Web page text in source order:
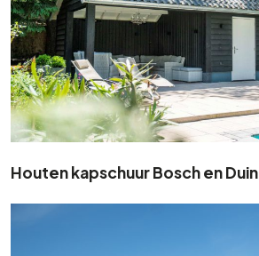
Houten kapschuur Bosch en Duin